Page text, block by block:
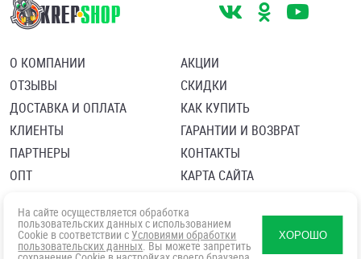
О КОМПАНИИ
ОТЗЫВЫ
ДОСТАВКА И ОПЛАТА
КЛИЕНТЫ
ПАРТНЕРЫ
ОПТ
АКЦИИ
СКИДКИ
КАК КУПИТЬ
ГАРАНТИИ И ВОЗВРАТ
КОНТАКТЫ
КАРТА САЙТА
Политика в отношении обработки персональных данных
Согласие посетителя сайта на обработку персональных данны
На сайте осуществляется обработка
пользовательских данных с использованием
Cookie в соответствии с Условиями обработки
пользовательских данных. Вы можете запретить
ХОРОШО